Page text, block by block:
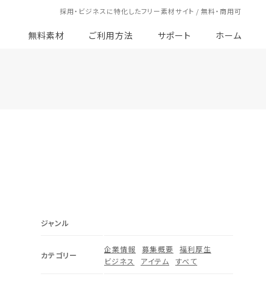
採用・ビジネスに特化したフリー素材サイト / 無料・商用可
無料素材 ご利用方法 サポート ホーム
ジャンル
カテゴリー
企業情報 募集概要
福利厚生
ビジネス
アイテム すべて